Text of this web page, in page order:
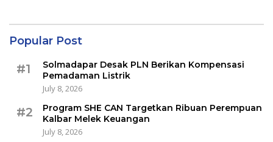
Popular Post
#1
Solmadapar Desak PLN Berikan Kompensasi
Pemadaman Listrik
July 8, 2026
#2
Program SHE CAN Targetkan Ribuan Perempuan
Kalbar Melek Keuangan
July 8, 2026